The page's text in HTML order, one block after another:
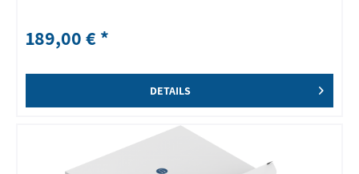
189,00 € *
DETAILS